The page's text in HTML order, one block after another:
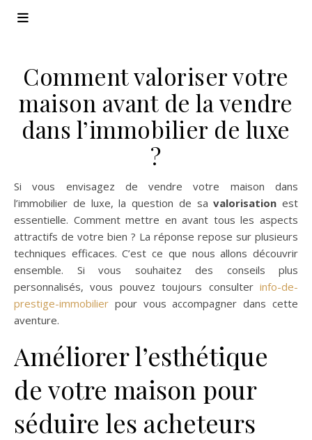
Comment valoriser votre
maison avant de la vendre
dans l’immobilier de luxe
?
Si vous envisagez de vendre votre maison dans
l’immobilier de luxe, la question de savalorisation est
essentielle. Comment mettre en avant tous les aspects
attractifs de votre bien ? La réponse repose sur plusieurs
techniques efficaces. C’est ce que nous allons découvrir
ensemble. Si vous souhaitez des conseils plus
personnalisés, vous pouvez toujours consulter info-de-
prestige-immobilier pour vous accompagner dans cette
aventure.
Améliorer l’esthétique
de votre maison pour
séduire les acheteurs